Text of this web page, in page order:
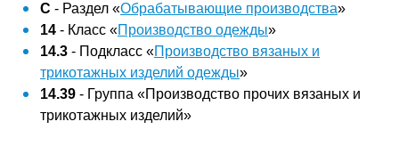
C - Раздел «Обрабатывающие производства»
14 - Класс «Производство одежды»
14.3 - Подкласс «Производство вязаных и
трикотажных изделий одежды»
14.39 - Группа «Производство прочих вязаных и
трикотажных изделий»